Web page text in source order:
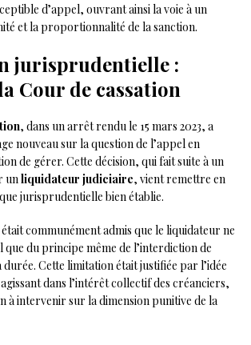
d’appel, ouvrant ainsi la voie à un
et la proportionnalité de la sanction.
jurisprudentielle :
Cour de cassation
, dans un arrêt rendu le 15 mars 2023, a
nouveau sur la question de l’appel en
de gérer. Cette décision, qui fait suite à un
un liquidateur judiciaire, vient remettre en
jurisprudentielle bien établie.
communément admis que le liquidateur ne
du principe même de l’interdiction de
durée. Cette limitation était justifiée par l’idée
dans l’intérêt collectif des créanciers,
à intervenir sur la dimension punitive de la